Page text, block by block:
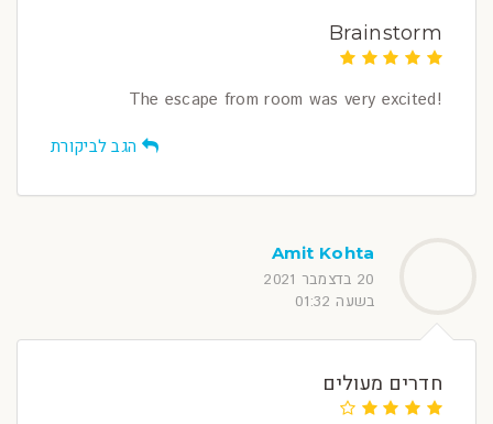
Brainstorm
!The escape from room was very excited
הגב לביקורת
Amit Kohta
20 בדצמבר 2021
בשעה 01:32
חדרים מעולים